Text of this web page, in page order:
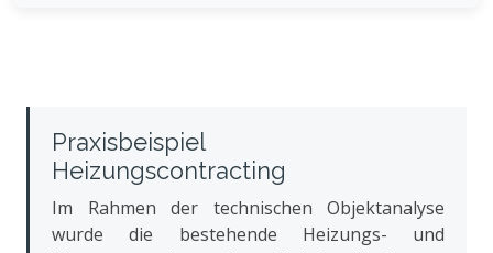
Praxisbeispiel
Heizungscontracting
Im Rahmen der technischen Objektanalyse
wurde die bestehende Heizungs- und